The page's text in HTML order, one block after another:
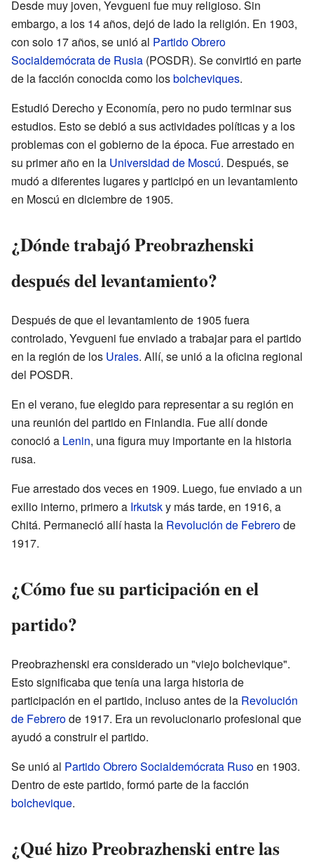
Desde muy joven, Yevgueni fue muy religioso. Sin
embargo, a los 14 años, dejó de lado la religión. En 1903,
con solo 17 años, se unió al Partido Obrero
Socialdemócrata de Rusia (POSDR). Se convirtió en parte
de la facción conocida como losbolcheviques.
Estudió Derecho y Economía, pero no pudo terminar sus
estudios. Esto se debió a sus actividades políticas y a los
problemas con el gobierno de la época. Fue arrestado en
su primer año en la Universidad de Moscú. Después, se
mudó a diferentes lugares y participó en un levantamiento
en Moscú en diciembre de 1905.
¿Dónde trabajó Preobrazhenski
después del levantamiento?
Después de que el levantamiento de 1905 fuera
controlado, Yevgueni fue enviado a trabajar para el partido
en la región de los Urales. Allí, se unió a la oficina regional
del POSDR.
En el verano, fue elegido para representar a su región en
una reunión del partido en Finlandia. Fue allí donde
conoció a Lenin, una figura muy importante en la historia
rusa.
Fue arrestado dos veces en 1909. Luego, fue enviado a un
exilio interno, primero a Irkutsky más tarde, en 1916, a
Chitá. Permaneció allí hasta la Revolución de Febrerode
1917.
¿Cómo fue su participación en el
partido?
Preobrazhenski era considerado un "viejo bolchevique".
Esto significaba que tenía una larga historia de
participación en el partido, incluso antes de la Revolución
de Febrerode 1917. Era un revolucionario profesional que
ayudó a construir el partido.
Se unió al Partido Obrero Socialdemócrata Rusoen 1903.
Dentro de este partido, formó parte de la facción
bolchevique.
¿Qué hizo Preobrazhenski entre las